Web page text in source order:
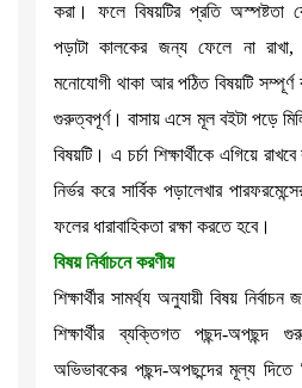
করা। ফলে বিষয়টির প্রতি অস্পষ্টতা
পড়াটা কালকের জন্য ফেলে না
মনোযোগী থাকা আর পঠিত বিষয়টি সম্পূর্ণ
গুরুত্বপূর্ণ। বাসায় এসে মূল বইটা পড়ে
বিষয়টি। এ চর্চা শিক্ষার্থীকে এগিয়ে
নির্ভর করে সার্বিক পড়ালেখার
ফলের ধারাবাহিকতা রক্ষা করতে হবে।
বিষয় নির্বাচনে করণীয়
শিক্ষার্থীর সামর্থ্য অনুযায়ী বিষয়
শিক্ষার্থীর ব্যক্তিগত পছন্দ-অপছন্দ
অভিভাবকের পছন্দ-অপছন্দের মূল্য দিতে